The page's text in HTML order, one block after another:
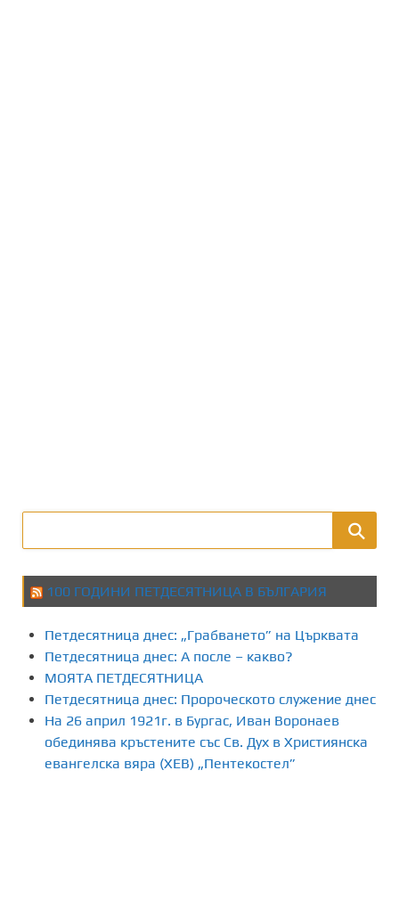
100 ГОДИНИ ПЕТДЕСЯТНИЦА В БЪЛГАРИЯ
Петдесятница днес: „Грабването” на Църквата
Петдесятница днес: А после – какво?
МОЯТА ПЕТДЕСЯТНИЦА
Петдесятница днес: Пророческото служение днес
На 26 април 1921г. в Бургас, Иван Воронаев
обединява кръстените със Св. Дух в Християнска
евангелска вяра (ХЕВ) „Пентекостел”